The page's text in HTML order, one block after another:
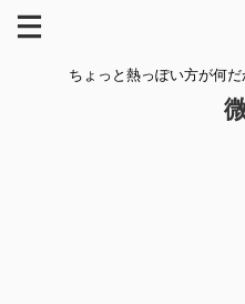
ちょっと熱っぽい方が何だ